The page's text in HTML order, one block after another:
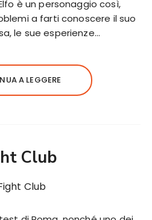
è un personaggio così,
a farti conoscere il suo
le sue esperienze…
A LEGGERE
Club